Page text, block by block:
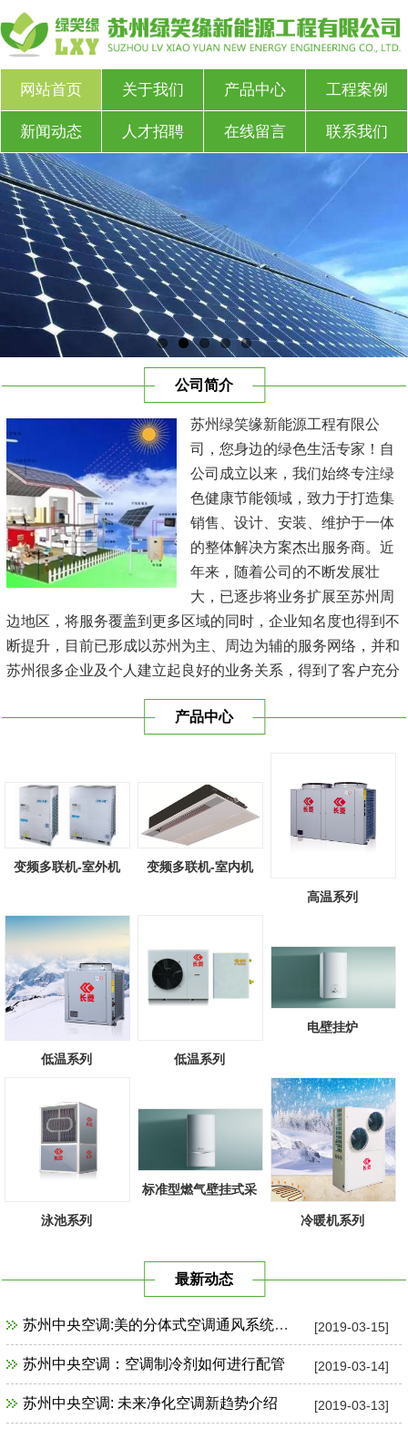
网站首页 关于我们 产品中心 工程案例
新闻动态 人才招聘 在线留言 联系我们
公司简介
苏州绿笑缘新能源工程有限公
司，您身边的绿色生活专家！自
公司成立以来，我们始终专注绿
色健康节能领域，致力于打造集
销售、设计、安装、维护于一体
的整体解决方案杰出服务商。近
年来，随着公司的不断发展壮
大，已逐步将业务扩展至苏州周
边地区，将服务覆盖到更多区域的同时，企业知名度也得到不
断提升，目前已形成以苏州为主、周边为辅的服务网络，并和
苏州很多企业及个人建立起良好的业务关系，得到了客户充分
与时俱进，树立良好的企业形象，以优质的服务、优质的技术
产品中心
变频多联机-室外机 变频多联机-室内机
高温系列
低温系列 低温系列
电壁挂炉
泳池系列
标准型燃气壁挂式采
冷暖机系列
最新动态
[2019-03-15]
苏州中央空调:美的分体式空调通风系统故障检修
[2019-03-14]
苏州中央空调：空调制冷剂如何进行配管
[2019-03-13]
苏州中央空调: 未来净化空调新趋势介绍